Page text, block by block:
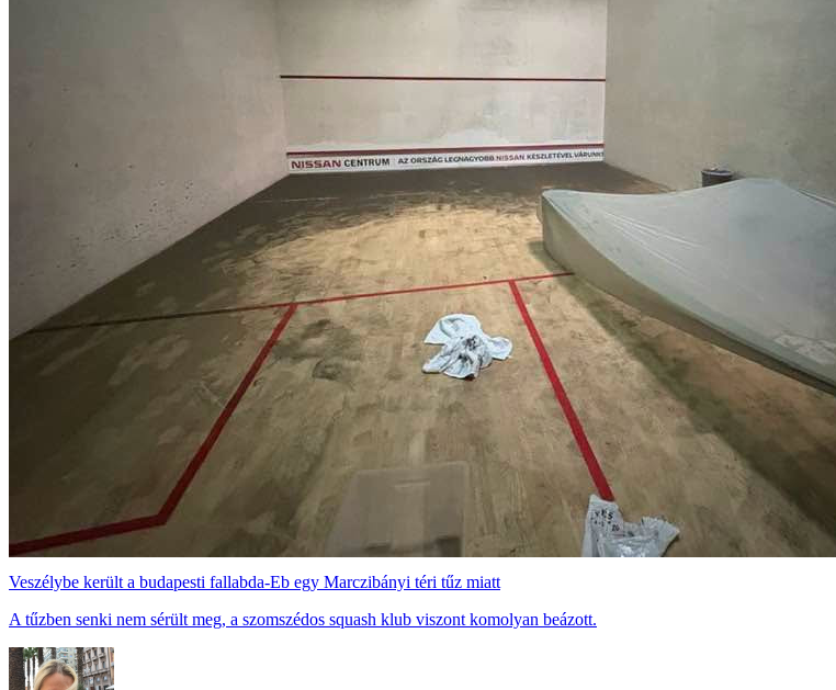
Veszélybe került a budapesti fallabda-Eb egy Marczibányi téri tűz miatt
A tűzben senki nem sérült meg, a szomszédos squash klub viszont komolyan beázott.